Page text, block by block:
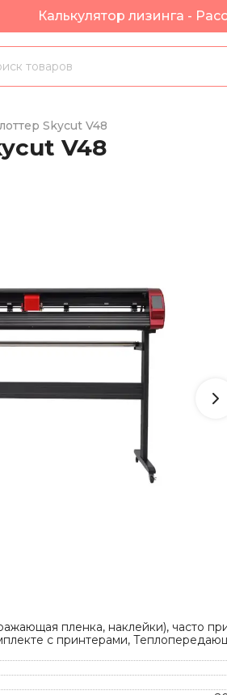
Калькулятор лизинга -
Skycut V48
V48
пленка, наклейки), часто
с принтерами,